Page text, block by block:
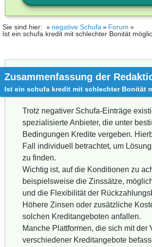
Sie sind hier: negative Schufa
Forum
Ist ein schufa kredit mit schlechter Bonität
Zusammenfassung der
Ist ein schufa kredit mit schlechter Bonität
Trotz negativer Schufa-Einträge
spezialisierte Anbieter, die unter
Bedingungen Kredite vergeben.
Fall individuell betrachtet, um
zu finden.
Wichtig ist, auf die Konditionen zu
beispielsweise die Zinssätze,
und die Flexibilität der
Höhere Zinsen oder zusätzliche
solchen Kreditangeboten anfallen.
Manche Plattformen, die sich mit der
verschiedener Kreditangebote